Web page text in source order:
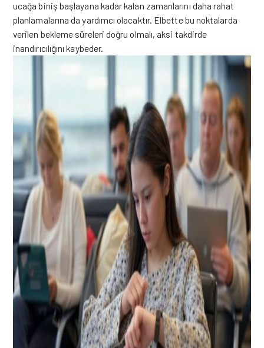
ucağa biniş başlayana kadar kalan zamanlarını daha rahat
planlamalarına da yardımcı olacaktır. Elbette bu noktalarda
verilen bekleme süreleri doğru olmalı, aksi takdirde
inandırıcılığını kaybeder.